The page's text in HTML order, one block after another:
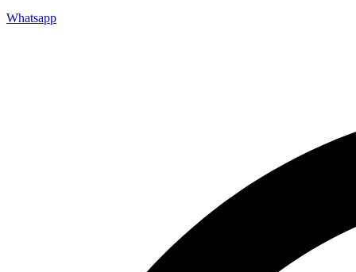
Whatsapp